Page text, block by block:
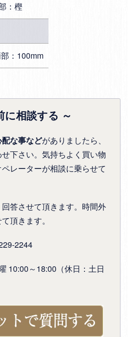
：樫
：100mm
に相談する ～
な事などがありましたら、
下さい。気持ちよく買い物
レーターが相談に乗らせて
答させて頂きます。時間外
頂きます。
2244
10:00～18:00（休日：土日